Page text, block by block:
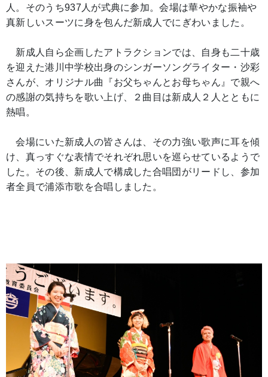
人。そのうち937人が式典に参加。会場は華やかな振袖や
真新しいスーツに身を包んだ新成人でにぎわいました。
新成人自ら企画したアトラクションでは、自身も二十歳
を迎えた港川中学校出身のシンガーソングライター・沙彩
さんが、オリジナル曲『お父ちゃんとお母ちゃん』で親へ
の感謝の気持ちを歌い上げ、２曲目は新成人２人とともに
熱唱。
会場にいた新成人の皆さんは、その力強い歌声に耳を傾
け、真っすぐな表情でそれぞれ思いを巡らせているようで
した。その後、新成人で構成した合唱団がリードし、参加
者全員で浦添市歌を合唱しました。